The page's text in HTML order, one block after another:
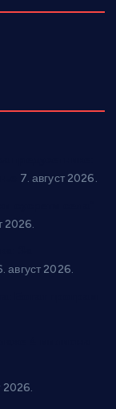
7. август 2026.
2026.
август 2026.
2026.